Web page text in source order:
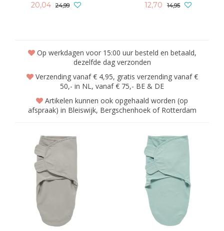
20,04 24,99 12,70 14,95
Op werkdagen voor 15:00 uur besteld en betaald,
dezelfde dag verzonden
Verzending vanaf € 4,95, gratis verzending vanaf €
50,- in NL, vanaf € 75,- BE & DE
Artikelen kunnen ook opgehaald worden (op
afspraak) in Bleiswijk, Bergschenhoek of Rotterdam